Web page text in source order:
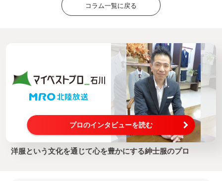
コラム一覧に戻る
プロのインタビューを読む
洋服という文化を通じて心を豊かにする紳士服のプロ